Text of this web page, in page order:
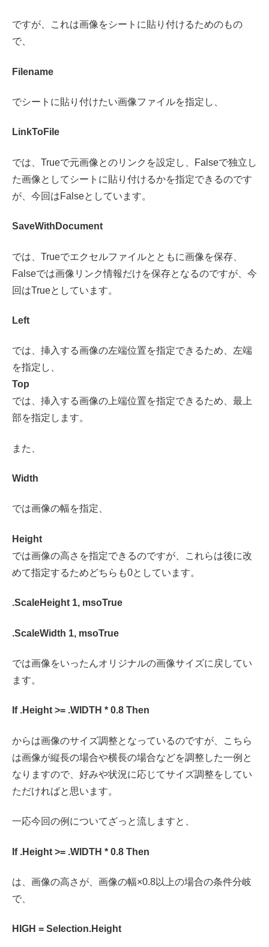
ですが、これは画像をシートに貼り付けるためのもの
で、
Filename
でシートに貼り付けたい画像ファイルを指定し、
LinkToFile
では、Trueで元画像とのリンクを設定し、Falseで独立し
た画像としてシートに貼り付けるかを指定できるのです
が、今回はFalseとしています。
SaveWithDocument
では、Trueでエクセルファイルとともに画像を保存、
Falseでは画像リンク情報だけを保存となるのですが、今
回はTrueとしています。
Left
では、挿入する画像の左端位置を指定できるため、左端
を指定し、
Top
では、挿入する画像の上端位置を指定できるため、最上
部を指定します。
また、
Width
では画像の幅を指定、
Height
では画像の高さを指定できるのですが、これらは後に改
めて指定するためどちらも0としています。
.ScaleHeight 1, msoTrue
.ScaleWidth 1, msoTrue
では画像をいったんオリジナルの画像サイズに戻してい
ます。
If .Height >= .WIDTH * 0.8 Then
からは画像のサイズ調整となっているのですが、こちら
は画像が縦長の場合や横長の場合などを調整した一例と
なりますので、好みや状況に応じてサイズ調整をしてい
ただければと思います。
一応今回の例についてざっと流しますと、
If .Height >= .WIDTH * 0.8 Then
は、画像の高さが、画像の幅×0.8以上の場合の条件分岐
で、
HIGH = Selection.Height